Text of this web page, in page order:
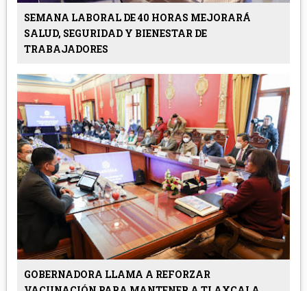
SEMANA LABORAL DE 40 HORAS MEJORARÁ
SALUD, SEGURIDAD Y BIENESTAR DE
TRABAJADORES
GOBERNADORA LLAMA A REFORZAR